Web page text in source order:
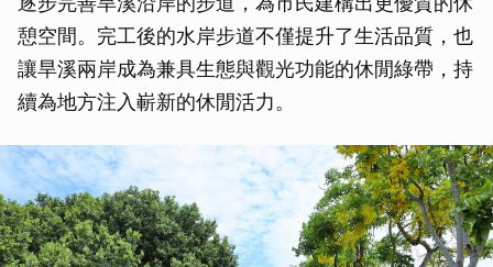
憩空間。完工後的水岸步道不僅提升了生活品質，也
讓旱溪兩岸成為兼具生態與觀光功能的休閒綠帶，持
續為地方注入嶄新的休閒活力。